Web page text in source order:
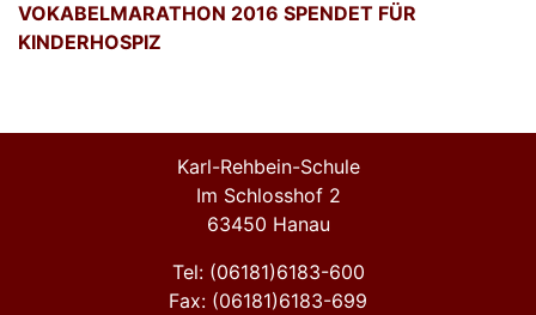
VOKABELMARATHON 2016 SPENDET FÜR
KINDERHOSPIZ
Karl-Rehbein-Schule
Im Schlosshof 2
63450 Hanau
Tel: (06181)6183-600
Fax: (06181)6183-699